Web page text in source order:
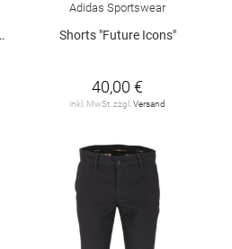
Adidas Sportswear
Shorts "Future Icons"
40,00 €
inkl. MwSt. zzgl.Versand